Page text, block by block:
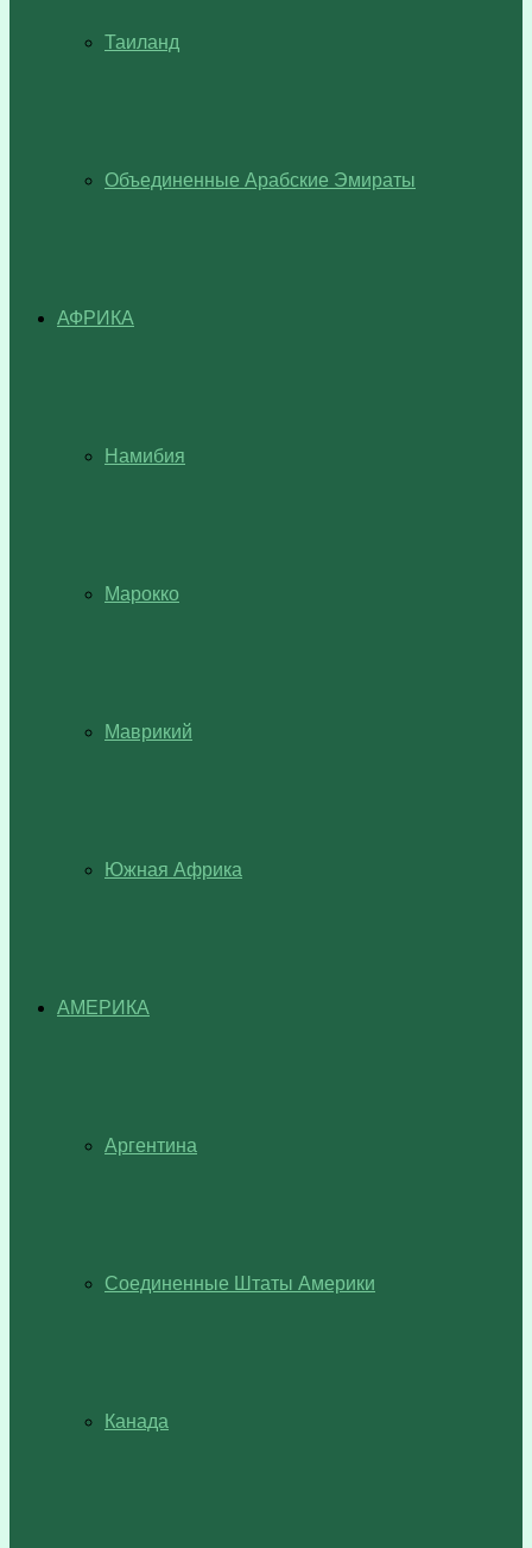
Таиланд
Объединенные Арабские Эмираты
АФРИКА
Намибия
Марокко
Маврикий
Южная Африка
АМЕРИКА
Аргентина
Соединенные Штаты Америки
Канада